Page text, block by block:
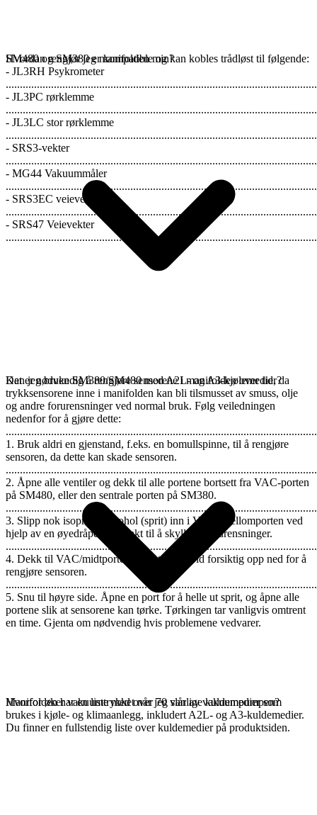
SM480 og SM380 er kompatible og kan kobles trådløst til følgende:
- JL3RH Psykrometer
- JL3PC rørklemme
- JL3LC stor rørklemme
- SRS3-vekter
- MG44 Vakuummåler
- SRS3EC veievekter
- SRS47 Veievekter
Hvordan rengjør jeg manifolden min?
Det er nødvendig å rengjøre sensorene i manifolden over tid, da
trykksensorene inne i manifolden kan bli tilsmusset av smuss, olje
og andre forurensninger ved normal bruk. Følg veiledningen
nedenfor for å gjøre dette:
1. Bruk aldri en gjenstand, f.eks. en bomullspinne, til å rengjøre
sensoren, da dette kan skade sensoren.
2. Åpne alle ventiler og dekk til alle portene bortsett fra VAC-porten
på SM480, eller den sentrale porten på SM380.
3. Slipp nok isopropylalkohol (sprit) inn i VAC-/mellomporten ved
hjelp av en øyedråpe eller trakt til å skylle ut forurensninger.
4. Dekk til VAC/midtporten og rist Manifold forsiktig opp ned for å
rengjøre sensoren.
5. Snu til høyre side. Åpne en port for å helle ut sprit, og åpne alle
portene slik at sensorene kan tørke. Tørkingen tar vanligvis omtrent
en time. Gjenta om nødvendig hvis problemene vedvarer.
Kan jeg bruke SM380/SM480 med A2L- og A3-kjølemedier?
Manifolden har en liste med over 70 vanlige kuldemedier som
brukes i kjøle- og klimaanlegg, inkludert A2L- og A3-kuldemedier.
Du finner en fullstendig liste over kuldemedier på produktsiden.
Hvorfor øker vakuumtrykket når jeg slår av vakuumpumpen?